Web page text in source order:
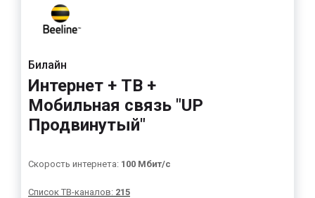
Билайн
Интернет + ТВ +
Мобильная связь "UP
Продвинутый"
Скорость интернета: 100 Мбит/с
Список ТВ-каналов: 215